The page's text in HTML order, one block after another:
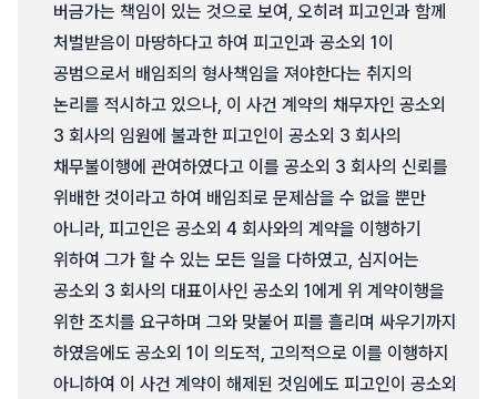
버금가는 책임이 있는 것으로 보여, 오히려 피고인과 함께
처벌받음이 마땅하다고 하여 피고인과 공소외 1이
공범으로서 배임죄의 형사책임을 져야한다는 취지의
논리를 적시하고 있으나, 이 사건 계약의 채무자인 공소외
3 회사의 임원에 불과한 피고인이 공소외 3 회사의
채무불이행에 관여하였다고 이를 공소외 3 회사의 신뢰를
위배한 것이라고 하여 배임죄로 문제삼을 수 없을 뿐만
아니라, 피고인은 공소외 4 회사와의 계약을 이행하기
위하여 그가 할 수 있는 모든 일을 다하였고, 심지어는
공소외 3 회사의 대표이사인 공소외 1에게 위 계약이행을
위한 조치를 요구하며 그와 맞붙어 피를 흘리며 싸우기까지
하였음에도 공소외 1이 의도적, 고의적으로 이를 이행하지
아니하여 이 사건 계약이 해제된 것임에도 피고인이 공소외